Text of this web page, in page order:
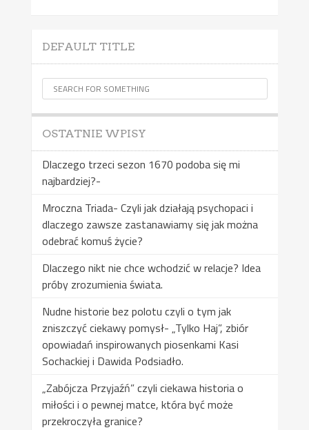
DEFAULT TITLE
OSTATNIE WPISY
Dlaczego trzeci sezon 1670 podoba się mi
najbardziej?-
Mroczna Triada- Czyli jak działają psychopaci i
dlaczego zawsze zastanawiamy się jak można
odebrać komuś życie?
Dlaczego nikt nie chce wchodzić w relacje? Idea
próby zrozumienia świata.
Nudne historie bez polotu czyli o tym jak
zniszczyć ciekawy pomysł- „Tylko Haj”, zbiór
opowiadań inspirowanych piosenkami Kasi
Sochackiej i Dawida Podsiadło.
„Zabójcza Przyjaźń” czyli ciekawa historia o
miłości i o pewnej matce, która być może
przekroczyła granice?